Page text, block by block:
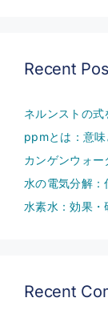
Recent
ネルンストの式
ppmとは：意味
カンゲンウォー
水の電気分解：
水素水：効果
Recent